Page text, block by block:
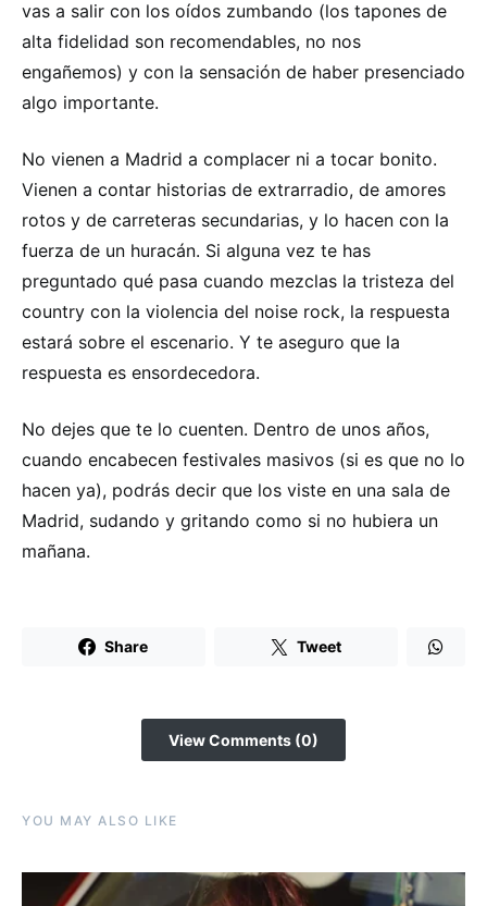
vas a salir con los oídos zumbando (los tapones de
alta fidelidad son recomendables, no nos
engañemos) y con la sensación de haber presenciado
algo importante.
No vienen a Madrid a complacer ni a tocar bonito.
Vienen a contar historias de extrarradio, de amores
rotos y de carreteras secundarias, y lo hacen con la
fuerza de un huracán. Si alguna vez te has
preguntado qué pasa cuando mezclas la tristeza del
country con la violencia del noise rock, la respuesta
estará sobre el escenario. Y te aseguro que la
respuesta es ensordecedora.
No dejes que te lo cuenten. Dentro de unos años,
cuando encabecen festivales masivos (si es que no lo
hacen ya), podrás decir que los viste en una sala de
Madrid, sudando y gritando como si no hubiera un
mañana.
Share Tweet
View Comments (0)
YOU MAY ALSO LIKE